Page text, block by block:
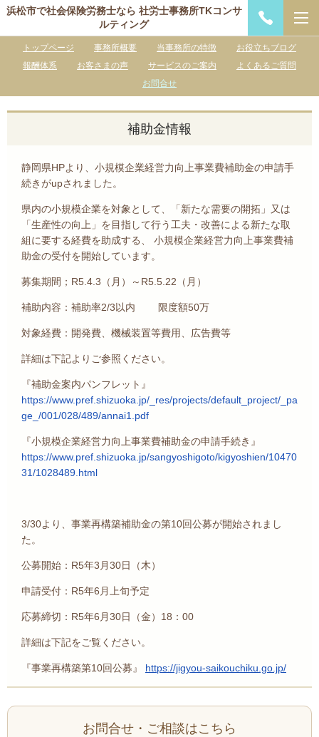
浜松市で社会保険労務士なら 社労士事務所TKコンサ
ルティング
トップページ 事務所概要 当事務所の特徴
お役立ちブログ
報酬体系
お客さまの声 サービスのご案内
よくあるご質問
お問合せ
補助金情報
静岡県HPより、小規模企業経営力向上事業費補助金の申請手
続きがupされました。
県内の小規模企業を対象として、「新たな需要の開拓」又は
「生産性の向上」を目指して行う工夫・改善による新たな取
組に要する経費を助成する、 小規模企業経営力向上事業費補
助金の受付を開始しています。
募集期間；R5.4.3（月）～R5.5.22（月）
補助内容：補助率2/3以内 限度額50万
対象経費：開発費、機械装置等費用、広告費等
詳細は下記よりご参照ください。
『補助金案内パンフレット』
https://www.pref.shizuoka.jp/_res/projects/default_project/_pa
ge_/001/028/489/annai1.pdf
『小規模企業経営力向上事業費補助金の申請手続き』
https://www.pref.shizuoka.jp/sangyoshigoto/kigyoshien/10470
31/1028489.html
3/30より、事業再構築補助金の第10回公募が開始されまし
た。
公募開始：R5年3月30日（木）
申請受付：R5年6月上旬予定
応募締切：R5年6月30日（金）18：00
詳細は下記をご覧ください。
『事業再構築第10回公募』 https://jigyou-saikouchiku.go.jp/
お問合せ・ご相談はこちら